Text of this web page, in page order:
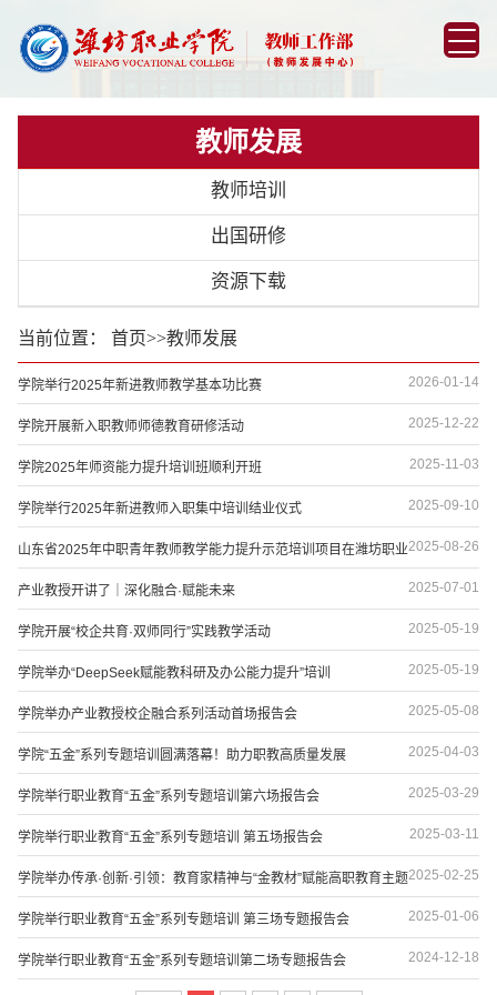
教师发展
教师培训
出国研修
资源下载
当前位置： 首页>>教师发展
2026-01-14
学院举行2025年新进教师教学基本功比赛
2025-12-22
学院开展新入职教师师德教育研修活动
2025-11-03
学院2025年师资能力提升培训班顺利开班
2025-09-10
学院举行2025年新进教师入职集中培训结业仪式
2025-08-26
山东省2025年中职青年教师教学能力提升示范培训项目在潍坊职业
学院开班 2025-07-01
产业教授开讲了｜深化融合·赋能未来
2025-05-19
学院开展“校企共育·双师同行”实践教学活动
2025-05-19
学院举办“DeepSeek赋能教科研及办公能力提升”培训
2025-05-08
学院举办产业教授校企融合系列活动首场报告会
2025-04-03
学院“五金”系列专题培训圆满落幕！助力职教高质量发展
2025-03-29
学院举行职业教育“五金”系列专题培训第六场报告会
2025-03-11
学院举行职业教育“五金”系列专题培训 第五场报告会
2025-02-25
学院举办传承·创新·引领：教育家精神与“金教材”赋能高职教育主题
宣讲活动 2025-01-06
学院举行职业教育“五金”系列专题培训 第三场专题报告会
2024-12-18
学院举行职业教育“五金”系列专题培训第二场专题报告会